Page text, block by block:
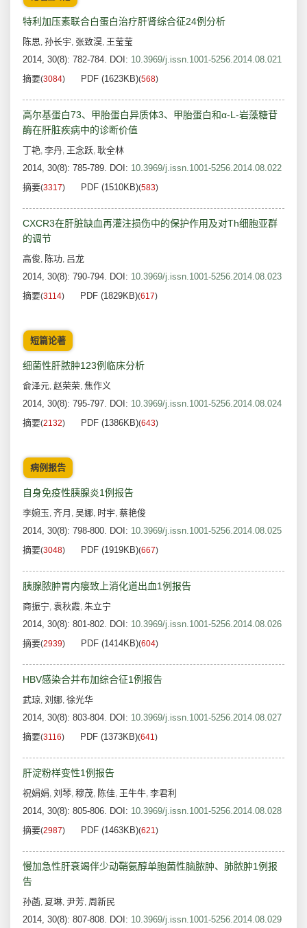
特利加压素联合白蛋白治疗肝肾综合征24例分析
陈思, 孙长宇, 张致淏, 王莹莹
2014, 30(8): 782-784. DOI: 10.3969/j.issn.1001-5256.2014.08.021
摘要(3084) PDF (1623KB)(568)
高尔基蛋白73、甲胎蛋白异质体3、甲胎蛋白和α-L-岩藻糖苷
酶在肝脏疾病中的诊断价值
丁艳, 李丹, 王念跃, 耿全林
2014, 30(8): 785-789. DOI: 10.3969/j.issn.1001-5256.2014.08.022
摘要(3317) PDF (1510KB)(583)
CXCR3在肝脏缺血再灌注损伤中的保护作用及对Th细胞亚群
的调节
高俊, 陈功, 吕龙
2014, 30(8): 790-794. DOI: 10.3969/j.issn.1001-5256.2014.08.023
摘要(3114) PDF (1829KB)(617)
短篇论著
细菌性肝脓肿123例临床分析
俞泽元, 赵荣荣, 焦作义
2014, 30(8): 795-797. DOI: 10.3969/j.issn.1001-5256.2014.08.024
摘要(2132) PDF (1386KB)(643)
病例报告
自身免疫性胰腺炎1例报告
李婉玉, 齐月 , 吴娜, 时宇, 蔡艳俊
2014, 30(8): 798-800. DOI: 10.3969/j.issn.1001-5256.2014.08.025
摘要(3048) PDF (1919KB)(667)
胰腺脓肿胃内瘘致上消化道出血1例报告
商振宁, 袁秋霞, 朱立宁
2014, 30(8): 801-802. DOI: 10.3969/j.issn.1001-5256.2014.08.026
摘要(2939) PDF (1414KB)(604)
HBV感染合并布加综合征1例报告
武琼, 刘娜, 徐光华
2014, 30(8): 803-804. DOI: 10.3969/j.issn.1001-5256.2014.08.027
摘要(3116) PDF (1373KB)(641)
肝淀粉样变性1例报告
祝娟娟, 刘琴, 穆茂, 陈佳, 王牛牛, 李君利
2014, 30(8): 805-806. DOI: 10.3969/j.issn.1001-5256.2014.08.028
摘要(2987) PDF (1463KB)(621)
慢加急性肝衰竭伴少动鞘氨醇单胞菌性脑脓肿、肺脓肿1例报
告
孙菡, 夏琳, 尹芳, 周新民
2014, 30(8): 807-808. DOI: 10.3969/j.issn.1001-5256.2014.08.029